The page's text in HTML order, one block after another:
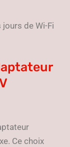
de Wi-Fi
Ce choix